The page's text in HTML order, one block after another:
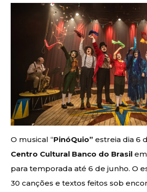
O musical “PinóQuio” estreia dia 6
Centro Cultural Banco do Brasil
para temporada até 6 de junho. O
30 canções e textos feitos sob